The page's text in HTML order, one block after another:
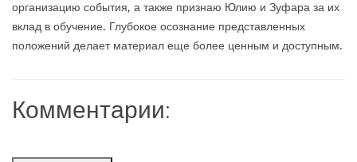
организацию события, а также признаю Юлию и Зуфара за их
вклад в обучение. Глубокое осознание представленных
положений делает материал еще более ценным и доступным.
Комментарии: